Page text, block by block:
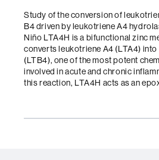
Study of the conversion of
B4 driven by leukotriene A4
Niño LTA4H is a bifunctional zinc
converts leukotriene A4 (LTA4)
(LTB4), one of the most potent
involved in acute and chronic
this reaction, LTA4H acts as an